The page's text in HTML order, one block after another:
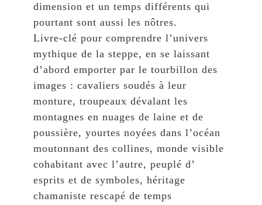
dimension et un temps différents qui
pourtant sont aussi les nôtres.
Livre-clé pour comprendre l’univers
mythique de la steppe, en se laissant
d’abord emporter par le tourbillon des
images : cavaliers soudés à leur
monture, troupeaux dévalant les
montagnes en nuages de laine et de
poussière, yourtes noyées dans l’océan
moutonnant des collines, monde visible
cohabitant avec l’autre, peuplé d’
esprits et de symboles, héritage
chamaniste rescapé de temps